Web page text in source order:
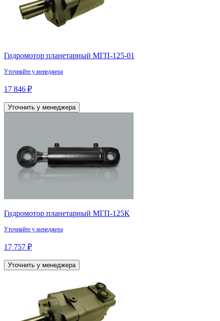
Гидромотор планетарный МГП-125-01
Уточняйте у менеджера
17 846 ₽
Уточнить у менеджера
Гидромотор планетарный МГП-125К
Уточняйте у менеджера
17 757 ₽
Уточнить у менеджера